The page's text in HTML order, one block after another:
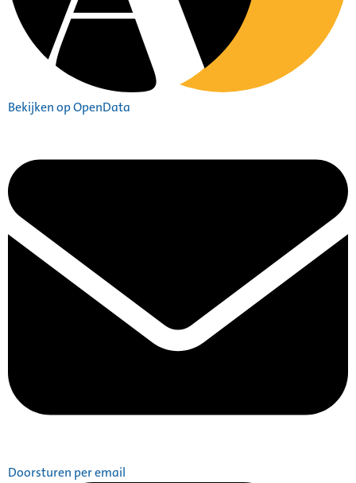
Bekijken op OpenData
Doorsturen per email